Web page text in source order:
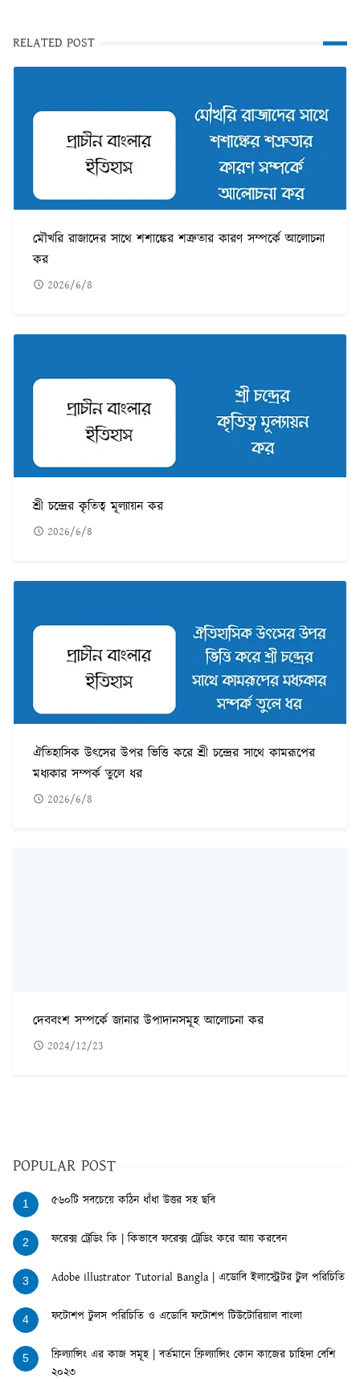
RELATED POST
মৌখরি রাজাদের সাথে শশাঙ্কের শত্রুতার কারণ সম্পর্কে আলোচনা
কর
2026/6/8
শ্রী চন্দ্রের কৃতিত্ব মূল্যায়ন কর
2026/6/8
ঐতিহাসিক উৎসের উপর ভিত্তি করে শ্রী চন্দ্রের সাথে কামরূপের
মধ্যকার সম্পর্ক তুলে ধর
2026/6/8
দেববংশ সম্পর্কে জানার উপাদানসমূহ আলোচনা কর
2024/12/23
POPULAR POST
1 ৫৬০টি সবচেয়ে কঠিন ধাঁধা উত্তর সহ ছবি
2 ফরেক্স ট্রেডিং কি | কিভাবে ফরেক্স ট্রেডিং করে আয় করবেন
3 Adobe illustrator Tutorial Bangla | এডোবি ইলাস্ট্রেটর টুল পরিচিতি
4 ফটোশপ টুলস পরিচিতি ও এডোবি ফটোশপ টিউটোরিয়াল বাংলা
5
ফ্রিল্যান্সিং এর কাজ সমূহ | বর্তমানে ফ্রিল্যান্সিং কোন কাজের চাহিদা বেশি
২০২৩